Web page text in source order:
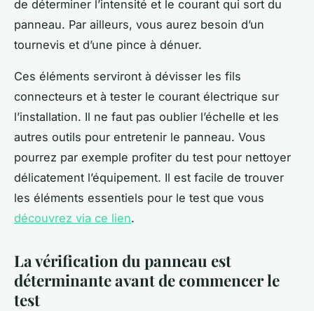
de déterminer l’intensité et le courant qui sort du
panneau. Par ailleurs, vous aurez besoin d’un
tournevis et d’une pince à dénuer.
Ces éléments serviront à dévisser les fils
connecteurs et à tester le courant électrique sur
l’installation. Il ne faut pas oublier l’échelle et les
autres outils pour entretenir le panneau. Vous
pourrez par exemple profiter du test pour nettoyer
délicatement l’équipement. Il est facile de trouver
les éléments essentiels pour le test que vous
découvrez via ce lien.
La vérification du panneau est
déterminante avant de commencer le
test